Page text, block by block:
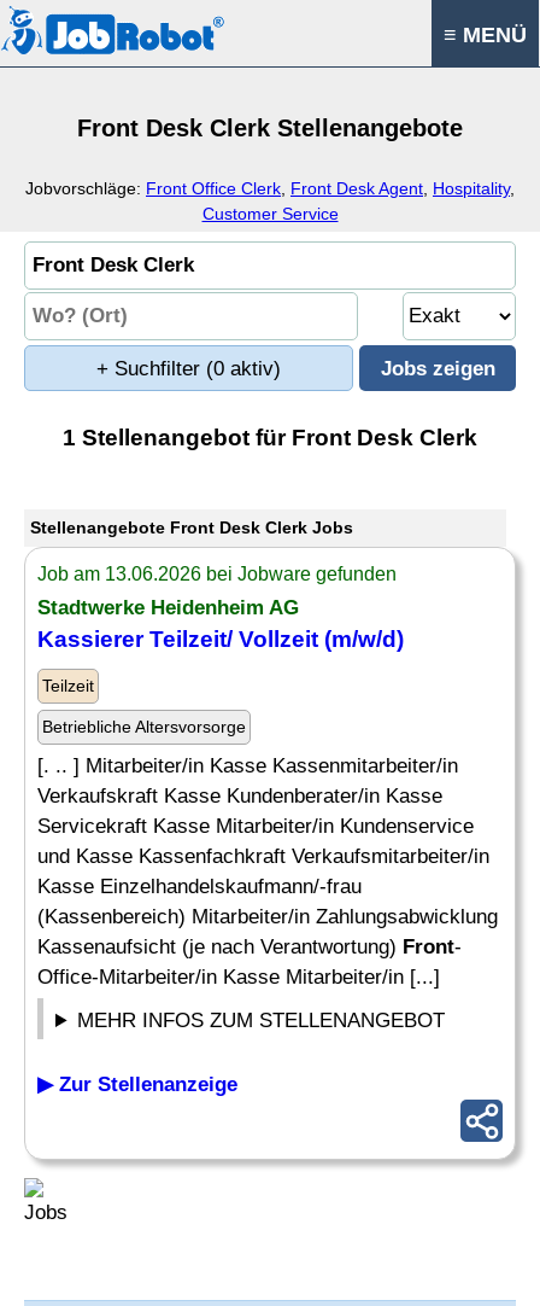
≡ MENÜ
Front Desk Clerk Stellenangebote
Jobvorschläge: Front Office Clerk Front Desk Agent Hospitality,
Customer Service
+ Suchfilter (0 aktiv)
1 Stellenangebot für Front Desk Clerk
Stellenangebote Front Desk Clerk Jobs
Job am 13.06.2026 bei Jobware gefunden
Stadtwerke Heidenheim AG
Kassierer Teilzeit/ Vollzeit (m/w/d)
Teilzeit
Betriebliche Altersvorsorge
[. .. ] Mitarbeiter/in Kasse Kassenmitarbeiter/in
Verkaufskraft Kasse Kundenberater/in Kasse
Servicekraft Kasse Mitarbeiter/in Kundenservice
und Kasse Kassenfachkraft Verkaufsmitarbeiter/in
Kasse Einzelhandelskaufmann/-frau
(Kassenbereich) Mitarbeiter/in Zahlungsabwicklung
Kassenaufsicht (je nach Verantwortung) Front-
Office-Mitarbeiter/in Kasse Mitarbeiter/in [...]
MEHR INFOS ZUM STELLENANGEBOT
▶ Zur Stellenanzeige